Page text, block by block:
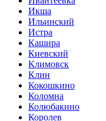
Икша
Ильинский
Истра
Кашира
Киевский
Климовск
Клин
Кокошкино
Коломна
Колюбакино
Королев